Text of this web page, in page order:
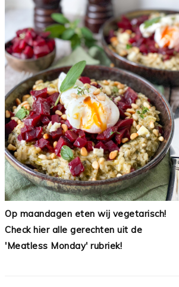
Op maandagen eten wij vegetarisch!
Check hier alle gerechten uit de
'Meatless Monday' rubriek!